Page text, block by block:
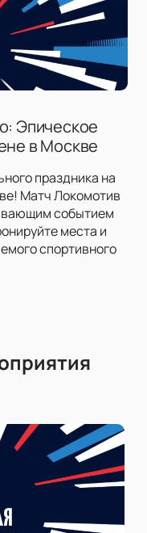
Эпическое
в Москве
праздника на
Матч Локомотив
событием
места и
спортивного